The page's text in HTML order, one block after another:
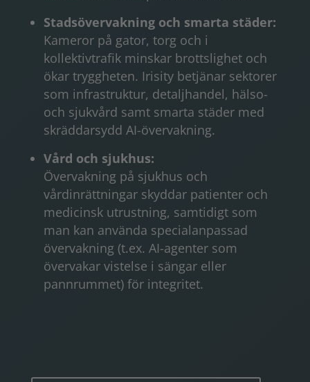
Stadsövervakning och smarta städer:
Kameror på gator, torg och i
kollektivtrafik minskar brottslighet och
ökar tryggheten. Irisity betjänar sektorer
som infrastruktur, detaljhandel, hälso-
och sjukvård samt smarta städer med
skräddarsydd AI-övervakning.
Vård och sjukhus:
Övervakning på sjukhus och
vårdinrättningar skyddar patienter och
medicinsk utrustning, samtidigt som
man kan använda specialanpassad
övervakning (t.ex. AI-agenter som
övervakar vistelse i sängar eller
pannrummet) för integritet.